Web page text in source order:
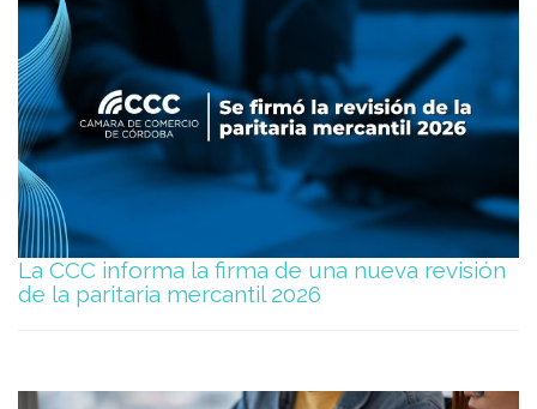
La CCC informa la firma de una nueva revisión
de la paritaria mercantil 2026